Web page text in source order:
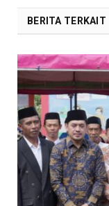
BERITA TERKAIT